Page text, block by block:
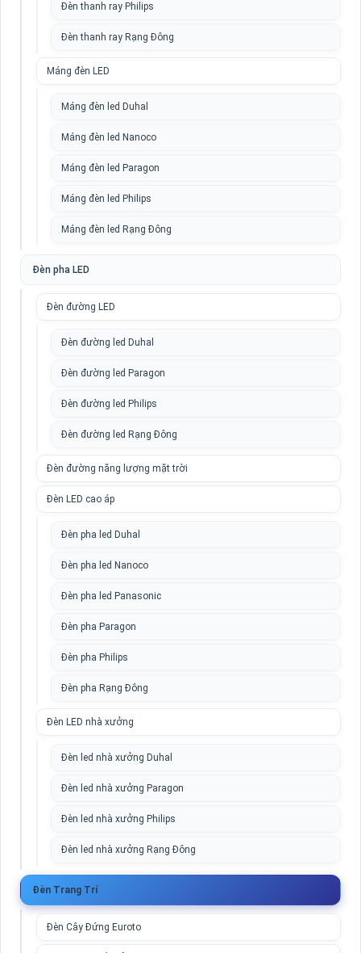
Đèn thanh ray Philips
Đèn thanh ray Rạng Đông
Máng đèn LED
Máng đèn led Duhal
Máng đèn led Nanoco
Máng đèn led Paragon
Máng đèn led Philips
Máng đèn led Rạng Đông
Đèn pha LED
Đèn đường LED
Đèn đường led Duhal
Đèn đường led Paragon
Đèn đường led Philips
Đèn đường led Rạng Đông
Đèn đường năng lượng mặt trời
Đèn LED cao áp
Đèn pha led Duhal
Đèn pha led Nanoco
Đèn pha led Panasonic
Đèn pha Paragon
Đèn pha Philips
Đèn pha Rạng Đông
Đèn LED nhà xưởng
Đèn led nhà xưởng Duhal
Đèn led nhà xưởng Paragon
Đèn led nhà xưởng Philips
Đèn led nhà xưởng Rạng Đông
Đèn Trang Trí
Đèn Cây Đứng Euroto